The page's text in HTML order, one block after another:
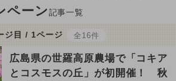
ペーン記事一覧
ジ目 / 1ページ 全16件
広島県の世羅高原農場で「コキア
とコスモスの丘」が初開催！ 秋